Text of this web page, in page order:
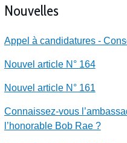
Nouvelles
Appel à candidatures -
Nouvel article N° 164
Nouvel article N° 161
Connaissez-vous
l’honorable Bob Rae ?